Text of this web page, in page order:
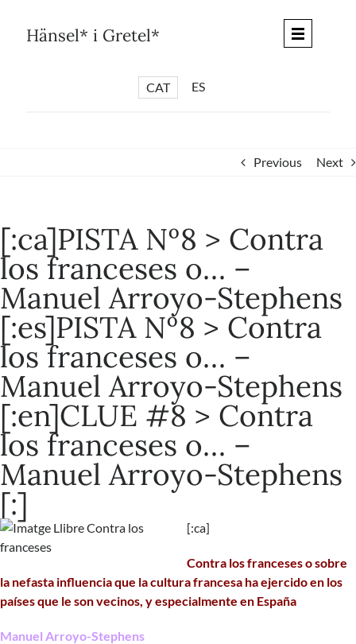
content
Hänsel* i Gretel*
CAT ES
*PISTES LITERÀRIES
*SÈRIE CULTURAL
*DIARI DEL DIA DESPRÉS
*QUIOSC HÄNSEL* i GRETEL*
*UNIVERS HÄNSEL* i GRETEL*
Previous Next
[:ca]PISTA Nº8 > Contra
los franceses o… –
Manuel Arroyo-Stephens
[:es]PISTA Nº8 > Contra
los franceses o… –
Manuel Arroyo-Stephens
[:en]CLUE #8 > Contra
los franceses o… –
Manuel Arroyo-Stephens
[:]
[:ca]
Contra los franceses o sobre
la nefasta influencia que la cultura francesa ha ejercido en los
países que le son vecinos, y especialmente en España
Manuel Arroyo-Stephens